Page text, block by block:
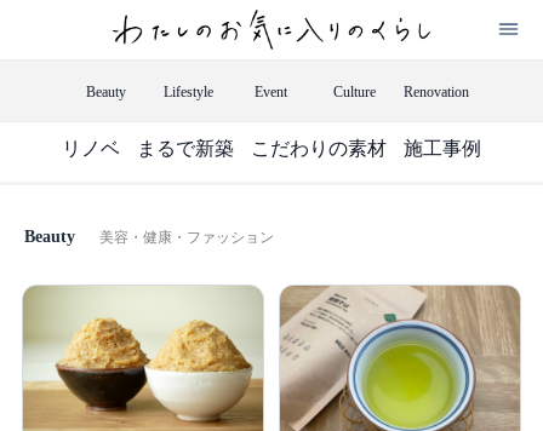
Beauty Lifestyle Event Culture Renovation
リノベ まるで新築 こだわりの素材 施工事例
Beauty 美容・健康・ファッション